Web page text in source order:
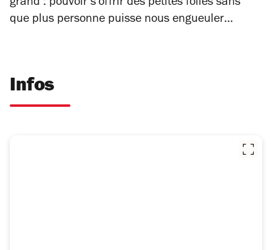
grand : pouvoir s’offrir des petites folies sans
que plus personne puisse nous engueuler…
Infos